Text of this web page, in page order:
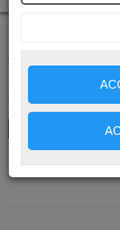
SPECIALISTI E
Dott.